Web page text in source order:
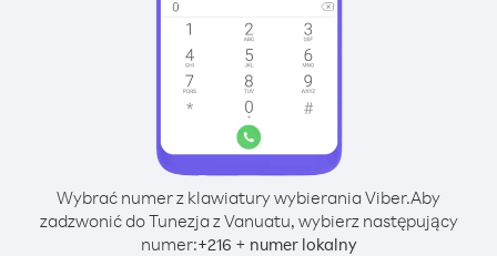
Wybrać numer z klawiatury wybierania Viber.Aby
zadzwonić do Tunezja z Vanuatu, wybierz następujący
numer:+216 + numer lokalny